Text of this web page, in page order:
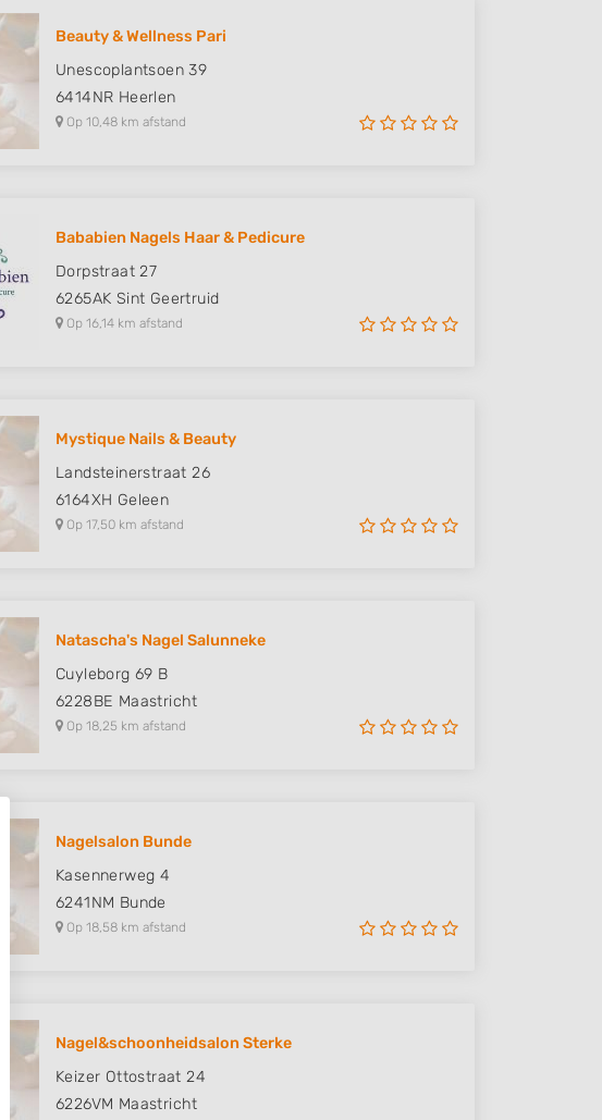
Beauty & Wellness Pari
Unescoplantsoen 39
6414NR Heerlen
Op 10,48 km afstand
Bababien Nagels Haar & Pedicure
Dorpstraat 27
6265AK Sint Geertruid
Op 16,14 km afstand
Mystique Nails & Beauty
Landsteinerstraat 26
6164XH Geleen
Op 17,50 km afstand
Natascha's Nagel Salunneke
Cuyleborg 69 B
6228BE Maastricht
Op 18,25 km afstand
Nagelsalon Bunde
Kasennerweg 4
6241NM Bunde
Op 18,58 km afstand
Nagel&schoonheidsalon Sterke
Keizer Ottostraat 24
6226VM Maastricht